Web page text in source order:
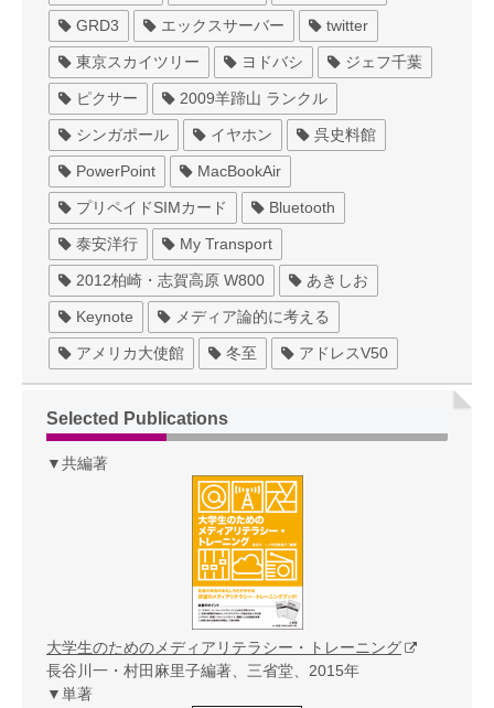
GRD3 エックスサーバー twitter
東京スカイツリー ヨドバシ ジェフ千葉
ピクサー 2009羊蹄山 ランクル
シンガポール イヤホン 呉史料館
PowerPoint MacBookAir
プリペイドSIMカード Bluetooth
泰安洋行 My Transport
2012柏崎・志賀高原 W800 あきしお
Keynote メディア論的に考える
アメリカ大使館 冬至 アドレスV50
Selected Publications
▼共編著
大学生のためのメディアリテラシー・トレーニング
長谷川一・村田麻里子編著、三省堂、2015年
▼単著